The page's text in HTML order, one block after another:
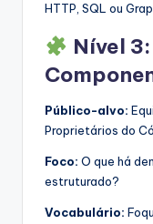
HTTP, SQL ou
Nível
Público-alvo:
Proprietários do
Foco: O que há
estruturado?
Vocabulário: